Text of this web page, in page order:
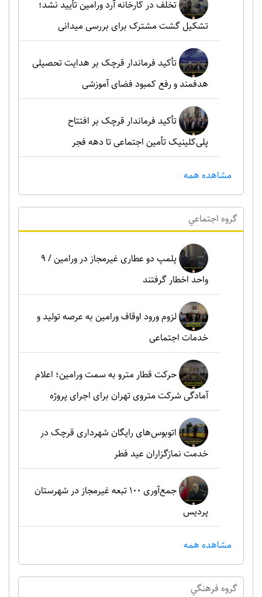
تخلف در کارخانه آرد ورامین تأیید نشد؛
تشکیل گشت مشترک برای بررسی میدانی
تأکید فرماندار قرچک بر هدایت تحصیلی
هدفمند و رفع کمبود فضای آموزشی
تأکید فرماندار قرچک بر افتتاح
پلی‌کلینیک تأمین اجتماعی تا دهه فجر
مشاهده همه
گروه اجتماعي
پلمپ دو عطاری غیرمجاز در ورامین / ۹
واحد اخطار گرفتند
لزوم ورود اوقاف ورامین به عرصه تولید و
خدمات اجتماعی
حرکت قطار مترو به سمت ورامین؛ اعلام
آمادگی شرکت متروی تهران برای اجرای پروژه
اتوبوس‌های رایگان شهرداری قرچک در
خدمت نمازگزاران عید فطر
جمع‌آوری ۱۰۰ تبعه غیرمجاز در شهرستان
پردیس
مشاهده همه
گروه فرهنگي